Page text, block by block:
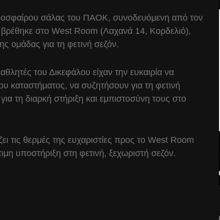
σάλας του ΠΑΟΚ, συνοδευόμενη από τον
στο West Room (Λαχανά 14, Κορδελιό),
ομάδας για τη φετινή σεζόν.
του Δικεφάλου είχαν την ευκαιρία να
να συζητήσουν για τη φετινή
τη διαρκή στήριξη και εμπιστοσύνη τους στο
θερμές της ευχαριστίες προς το West Room
υποστήριξη στη φετινή, ξεχωριστή σεζόν.